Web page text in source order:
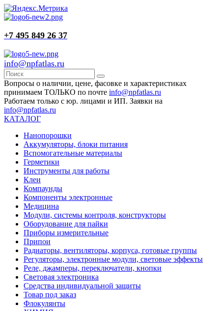
+7 495 849 26 37
info@npfatlas.ru
Вопросы о наличии, цене, фасовке и характеристиках
принимаем ТОЛЬКО по почте info@npfatlas.ru
Работаем только с юр. лицами и ИП. Заявки на
info@npfatlas.ru
КАТАЛОГ
Нанопорошки
Аккумуляторы, блоки питания
Вспомогательные материалы
Герметики
Инструменты для работы
Клеи
Компаунды
Компоненты электронные
Медицина
Модули, системы контроля, конструкторы
Оборудование для пайки
Приборы измерительные
Припои
Радиаторы, вентиляторы, корпуса, готовые группы
Регуляторы, электронные модули, световые эффекты
Реле, джамперы, переключатели, кнопки
Световая электроника
Средства индивидуальной защиты
Товар под заказ
Флокулянты